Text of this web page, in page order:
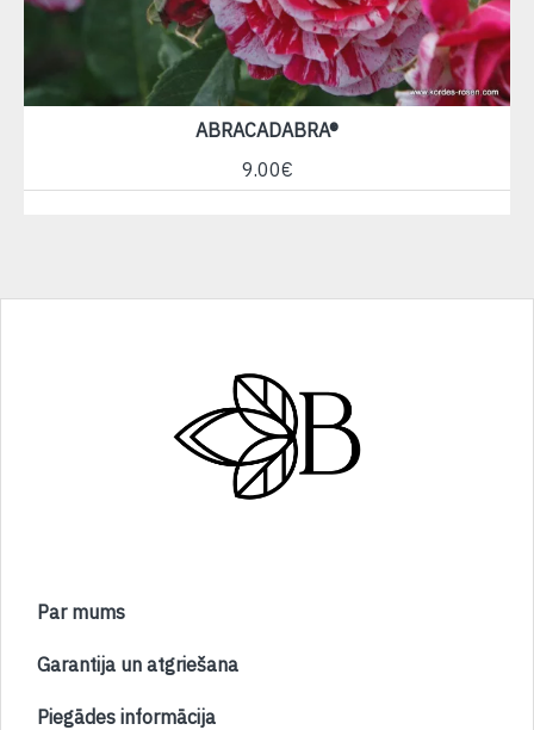
ABRACADABRA®
9.00€
Par mums
Garantija un atgriešana
Piegādes informācija